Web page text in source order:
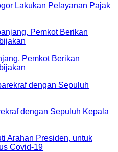
Lakukan Pelayanan Pajak
Pemkot Berikan
dengan Sepuluh Kepala